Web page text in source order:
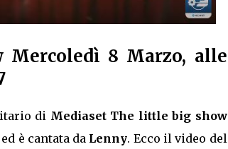
8 Marzo, alle
di Mediaset The little big show
ed è cantata da Lenny. Ecco il video del